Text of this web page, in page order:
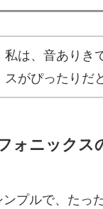
私は、音ありき
スがぴったりだ
ォニックス
プルで、たっ